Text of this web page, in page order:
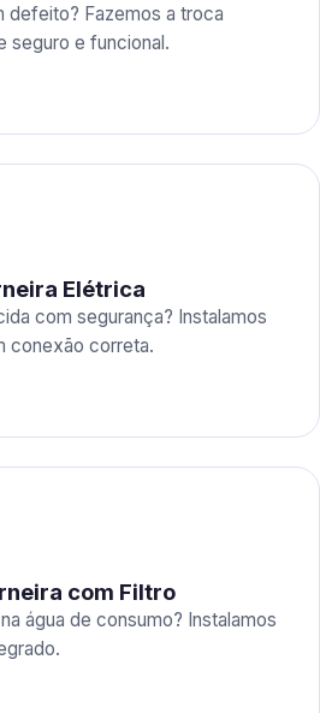
defeito? Fazemos a troca
seguro e funcional.
Elétrica
com segurança? Instalamos
conexão correta.
com Filtro
água de consumo? Instalamos